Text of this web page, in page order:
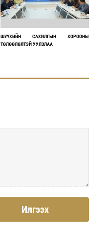
ШҮҮХИЙН САХИЛГЫН ХОРООНЫ
ТӨЛӨӨЛӨЛТЭЙ УУЛЗЛАА
Илгээх